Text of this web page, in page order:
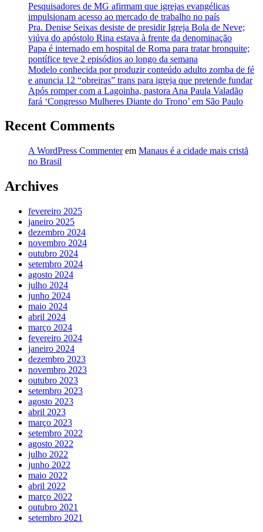
Pesquisadores de MG afirmam que igrejas evangélicas
impulsionam acesso ao mercado de trabalho no país
Pra. Denise Seixas desiste de presidir Igreja Bola de Neve;
viúva do apóstolo Rina estava à frente da denominação
Papa é internado em hospital de Roma para tratar bronquite;
pontífice teve 2 episódios ao longo da semana
Modelo conhecida por produzir conteúdo adulto zomba de fé
e anuncia 12 “obreiras” trans para igreja que pretende fundar
Após romper com a Lagoinha, pastora Ana Paula Valadão
fará ‘Congresso Mulheres Diante do Trono’ em São Paulo
Recent Comments
A WordPress Commenterem Manaus é a cidade mais cristã
no Brasil
Archives
fevereiro 2025
janeiro 2025
dezembro 2024
novembro 2024
outubro 2024
setembro 2024
agosto 2024
julho 2024
junho 2024
maio 2024
abril 2024
março 2024
fevereiro 2024
janeiro 2024
dezembro 2023
novembro 2023
outubro 2023
setembro 2023
agosto 2023
abril 2023
março 2023
setembro 2022
agosto 2022
julho 2022
junho 2022
maio 2022
abril 2022
março 2022
outubro 2021
setembro 2021